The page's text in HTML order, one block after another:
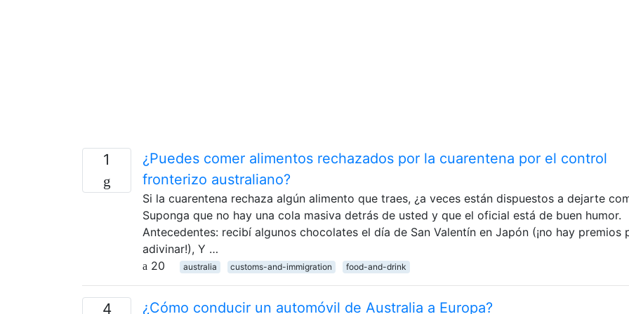
1
¿Puedes comer alimentos rechazados por la cuarentena por el control
fronterizo australiano?
Si la cuarentena rechaza algún alimento que traes, ¿a veces están dispuestos a dejarte
Suponga que no hay una cola masiva detrás de usted y que el oficial está de buen humor.
Antecedentes: recibí algunos chocolates el día de San Valentín en Japón (¡no hay premios
adivinar!), Y …
20
australia customs-and-immigration food-and-drink
4 ¿Cómo conducir un automóvil de Australia a Europa?